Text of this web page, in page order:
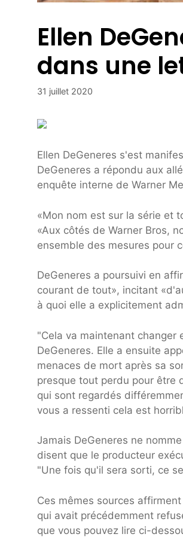
Ellen
dans une
31 juillet 2020
Ellen DeGeneres s'est
DeGeneres a répondu aux
enquête interne de Warner
«Mon nom est sur la série et
«Aux côtés de Warner Bros,
ensemble des mesures pour
DeGeneres a poursuivi en
courant de tout», incitant
à quoi elle a explicitement
"Cela va maintenant changer
DeGeneres. Elle a ensuite
menaces de mort après sa
presque tout perdu pour être
qui sont regardés
vous a ressenti cela est
Jamais DeGeneres ne
disent que le producteur
"Une fois qu'il sera sorti, ce
Ces mêmes sources
qui avait précédemment
que vous pouvez lire ci-